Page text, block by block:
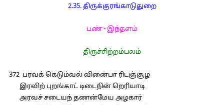
2.35. திருக்குரங்காடுதுறை
பண் - இந்தளம்
திருச்சிற்றம்பலம்
372 பரவக் கெடும்வல் வினைபா ரிடஞ்சூழ
இரவிற் புறங்காட் டிடைநின் றெரியாடி
அரவச் சடையந் தணன்மேய அழகார்